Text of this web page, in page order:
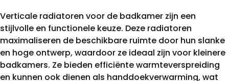
Verticale radiatoren voor de badkamer zijn een
stijlvolle en functionele keuze. Deze radiatoren
maximaliseren de beschikbare ruimte door hun slanke
en hoge ontwerp, waardoor ze ideaal zijn voor kleinere
badkamers. Ze bieden efficiënte warmteverspreiding
en kunnen ook dienen als handdoekverwarming, wat